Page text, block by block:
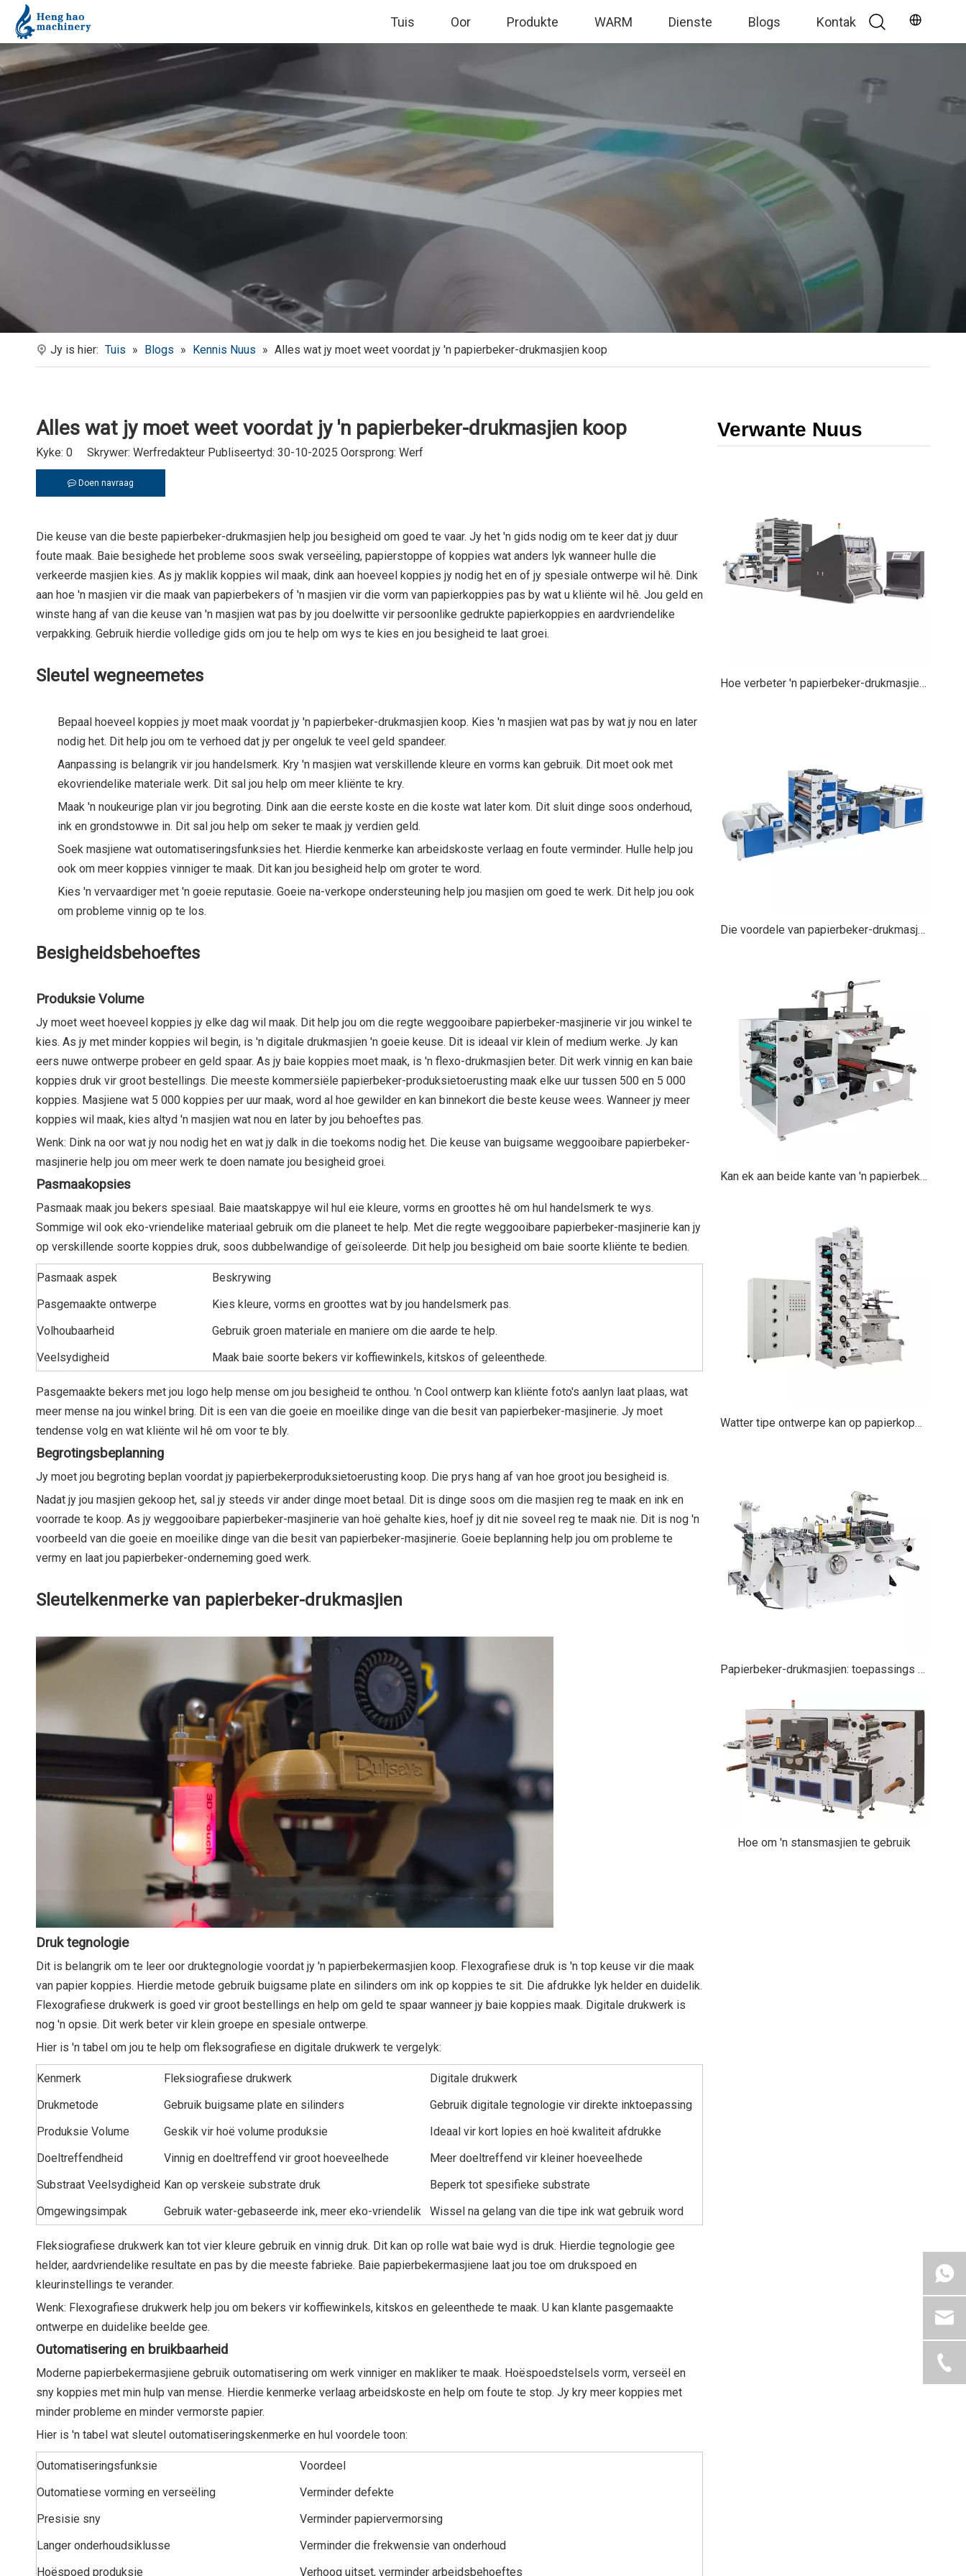
Tuis Oor Produkte WARM Dienste Blogs Kontak
Jy is hier: Tuis » Blogs » Kennis Nuus » Alles wat jy moet weet voordat jy 'n papierbeker-drukmasjien koop
Alles wat jy moet weet voordat jy 'n papierbeker-drukmasjien koop
Kyke: 0 Skrywer: Werfredakteur Publiseertyd: 30-10-2025 Oorsprong: Werf
Doen navraag
Die keuse van die beste papierbeker-drukmasjien help jou besigheid om goed te vaar. Jy het 'n gids nodig om te keer dat jy duur
foute maak. Baie besighede het probleme soos swak verseëling, papierstoppe of koppies wat anders lyk wanneer hulle die
verkeerde masjien kies. As jy maklik koppies wil maak, dink aan hoeveel koppies jy nodig het en of jy spesiale ontwerpe wil hê. Dink
aan hoe 'n masjien vir die maak van papierbekers of 'n masjien vir die vorm van papierkoppies pas by wat u kliënte wil hê. Jou geld en
winste hang af van die keuse van 'n masjien wat pas by jou doelwitte vir persoonlike gedrukte papierkoppies en aardvriendelike
verpakking. Gebruik hierdie volledige gids om jou te help om wys te kies en jou besigheid te laat groei.
Sleutel wegneemetes
Bepaal hoeveel koppies jy moet maak voordat jy 'n papierbeker-drukmasjien koop. Kies 'n masjien wat pas by wat jy nou en later
nodig het. Dit help jou om te verhoed dat jy per ongeluk te veel geld spandeer.
Aanpassing is belangrik vir jou handelsmerk. Kry 'n masjien wat verskillende kleure en vorms kan gebruik. Dit moet ook met
ekovriendelike materiale werk. Dit sal jou help om meer kliënte te kry.
Maak 'n noukeurige plan vir jou begroting. Dink aan die eerste koste en die koste wat later kom. Dit sluit dinge soos onderhoud,
ink en grondstowwe in. Dit sal jou help om seker te maak jy verdien geld.
Soek masjiene wat outomatiseringsfunksies het. Hierdie kenmerke kan arbeidskoste verlaag en foute verminder. Hulle help jou
ook om meer koppies vinniger te maak. Dit kan jou besigheid help om groter te word.
Kies 'n vervaardiger met 'n goeie reputasie. Goeie na-verkope ondersteuning help jou masjien om goed te werk. Dit help jou ook
om probleme vinnig op te los.
Besigheidsbehoeftes
Produksie Volume
Jy moet weet hoeveel koppies jy elke dag wil maak. Dit help jou om die regte weggooibare papierbeker-masjinerie vir jou winkel te
kies. As jy met minder koppies wil begin, is 'n digitale drukmasjien 'n goeie keuse. Dit is ideaal vir klein of medium werke. Jy kan
eers nuwe ontwerpe probeer en geld spaar. As jy baie koppies moet maak, is 'n flexo-drukmasjien beter. Dit werk vinnig en kan baie
koppies druk vir groot bestellings. Die meeste kommersiële papierbeker-produksietoerusting maak elke uur tussen 500 en 5 000
koppies. Masjiene wat 5 000 koppies per uur maak, word al hoe gewilder en kan binnekort die beste keuse wees. Wanneer jy meer
koppies wil maak, kies altyd 'n masjien wat nou en later by jou behoeftes pas.
Wenk: Dink na oor wat jy nou nodig het en wat jy dalk in die toekoms nodig het. Die keuse van buigsame weggooibare papierbeker-
masjinerie help jou om meer werk te doen namate jou besigheid groei.
Pasmaakopsies
Pasmaak maak jou bekers spesiaal. Baie maatskappye wil hul eie kleure, vorms en groottes hê om hul handelsmerk te wys.
Sommige wil ook eko-vriendelike materiaal gebruik om die planeet te help. Met die regte weggooibare papierbeker-masjinerie kan jy
op verskillende soorte koppies druk, soos dubbelwandige of geïsoleerde. Dit help jou besigheid om baie soorte kliënte te bedien.
Pasmaak aspek
Beskrywing
Pasgemaakte ontwerpe
Kies kleure, vorms en groottes wat by jou handelsmerk pas.
Volhoubaarheid
Gebruik groen materiale en maniere om die aarde te help.
Veelsydigheid
Maak baie soorte bekers vir koffiewinkels, kitskos of geleenthede.
Pasgemaakte bekers met jou logo help mense om jou besigheid te onthou. 'n Cool ontwerp kan kliënte foto's aanlyn laat plaas, wat
meer mense na jou winkel bring. Dit is een van die goeie en moeilike dinge van die besit van papierbeker-masjinerie. Jy moet
tendense volg en wat kliënte wil hê om voor te bly.
Begrotingsbeplanning
Jy moet jou begroting beplan voordat jy papierbekerproduksietoerusting koop. Die prys hang af van hoe groot jou besigheid is.
Nadat jy jou masjien gekoop het, sal jy steeds vir ander dinge moet betaal. Dit is dinge soos om die masjien reg te maak en ink en
voorrade te koop. As jy weggooibare papierbeker-masjinerie van hoë gehalte kies, hoef jy dit nie soveel reg te maak nie. Dit is nog 'n
voorbeeld van die goeie en moeilike dinge van die besit van papierbeker-masjinerie. Goeie beplanning help jou om probleme te
vermy en laat jou papierbeker-onderneming goed werk.
Sleutelkenmerke van papierbeker-drukmasjien
Druk tegnologie
Dit is belangrik om te leer oor druktegnologie voordat jy 'n papierbekermasjien koop. Flexografiese druk is 'n top keuse vir die maak
van papier koppies. Hierdie metode gebruik buigsame plate en silinders om ink op koppies te sit. Die afdrukke lyk helder en duidelik.
Flexografiese drukwerk is goed vir groot bestellings en help om geld te spaar wanneer jy baie koppies maak. Digitale drukwerk is
nog 'n opsie. Dit werk beter vir klein groepe en spesiale ontwerpe.
Hier is 'n tabel om jou te help om fleksografiese en digitale drukwerk te vergelyk:
Kenmerk Fleksiografiese drukwerk
Digitale drukwerk
Drukmetode
Gebruik buigsame plate en silinders
Gebruik digitale tegnologie vir direkte inktoepassing
Produksie Volume
Geskik vir hoë volume produksie
Ideaal vir kort lopies en hoë kwaliteit afdrukke
Doeltreffendheid
Vinnig en doeltreffend vir groot hoeveelhede
Meer doeltreffend vir kleiner hoeveelhede
Substraat Veelsydigheid Kan op verskeie substrate druk
Beperk tot spesifieke substrate
Omgewingsimpak
Gebruik water-gebaseerde ink, meer eko-vriendelik Wissel na gelang van die tipe ink wat gebruik word
Fleksiografiese drukwerk kan tot vier kleure gebruik en vinnig druk. Dit kan op rolle wat baie wyd is druk. Hierdie tegnologie gee
helder, aardvriendelike resultate en pas by die meeste fabrieke. Baie papierbekermasjiene laat jou toe om drukspoed en
kleurinstellings te verander.
Wenk: Flexografiese drukwerk help jou om bekers vir koffiewinkels, kitskos en geleenthede te maak. U kan klante pasgemaakte
ontwerpe en duidelike beelde gee.
Outomatisering en bruikbaarheid
Moderne papierbekermasjiene gebruik outomatisering om werk vinniger en makliker te maak. Hoëspoedstelsels vorm, verseël en
sny koppies met min hulp van mense. Hierdie kenmerke verlaag arbeidskoste en help om foute te stop. Jy kry meer koppies met
minder probleme en minder vermorste papier.
Hier is 'n tabel wat sleutel outomatiseringskenmerke en hul voordele toon:
Outomatiseringsfunksie
Voordeel
Outomatiese vorming en verseëling
Verminder defekte
Presisie sny
Verminder papiervermorsing
Langer onderhoudsiklusse
Verminder die frekwensie van onderhoud
Hoëspoed produksie
Verhoog uitset, verminder arbeidsbehoeftes
Verwante Nuus
Hoe verbeter 'n papierbeker-drukmasjien die produksiespoed?
Die voordele van papierbeker-drukmasjiene: die bevordering van doeltreffendheid, aanpassing en volhoubaarheid in verpakking
Kan ek aan beide kante van 'n papierbeker druk? 'n Omvattende gids
Watter tipe ontwerpe kan op papierkoppies gedruk word?
Papierbeker-drukmasjien: toepassings en gebruike in moderne vervaardiging
Hoe om 'n stansmasjien te gebruik